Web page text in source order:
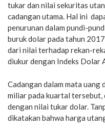
tukar dan nilai sekuritas
cadangan utama. Hal ini
penurunan dalam pundi-
buruk dolar pada tahun
dari nilai terhadap rekan-
diukur dengan Indeks Dolar
Cadangan dalam mata
miliar pada kuartal tersebut,
dengan nilai tukar dolar.
dikatakan bahwa harga